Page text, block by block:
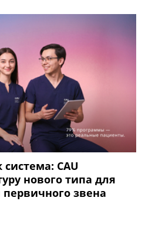
CAU
нового типа для
звена